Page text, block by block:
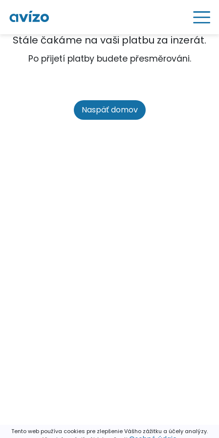
Tento web používa cookies pre zlepšenie Vášho zážitku a účely analýzy.
Stále čakáme na vaši platbu za inzerát.
Po přijetí platby budete přesměrováni.
Naspäť domov